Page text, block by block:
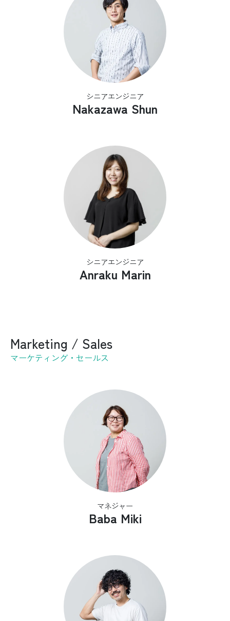
シニアエンジニア
Nakazawa Shun
シニアエンジニア
Anraku Marin
Marketing / Sales
マーケティング・セールス
マネジャー
Baba Miki